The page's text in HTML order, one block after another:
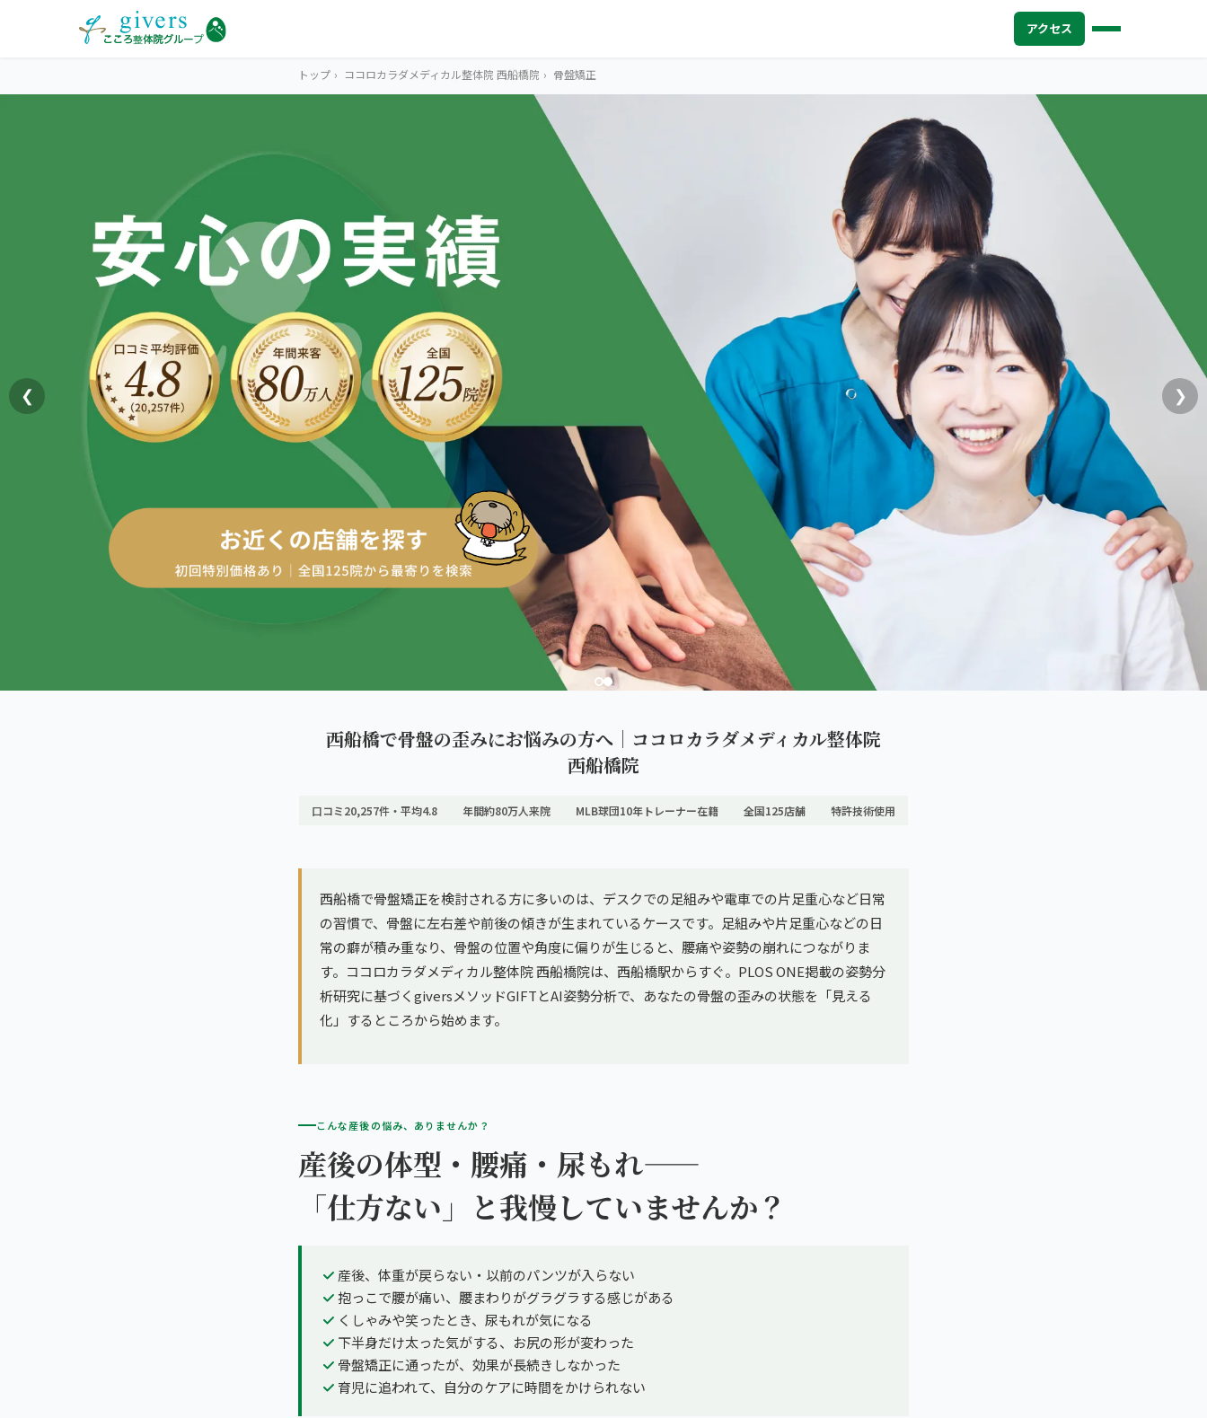
アクセス
トップ
SYMPTOMS 症状から探す
肩こり・首こり
四十肩・五十肩
膝痛・関節痛
股関節の痛み
産後の不調・体型の崩れ
メニューから探す
店舗一覧
エリアから探す
札幌エリア（13院）
仙台エリア（4院）
ABOUT US
こころ整体院グループについて
初めての方へ
ご予約はこちら
OUR CONCEPT
とらわれないカラ
ダを。
トップ › ココロカラダメディカル整体院 西船橋院 › 骨盤矯正
❮ ❯
西船橋で骨盤の歪みにお悩みの方へ｜ココロカラダメディカル整体院
西船橋院
口コミ20,257件・平均4.8 年間約80万人来院 MLB球団10年トレーナー在籍 全国125店舗 特許技術使用
西船橋で骨盤矯正を検討される方に多いのは、デスクでの足組みや電車での片足重心など日常
の習慣で、骨盤に左右差や前後の傾きが生まれているケースです。足組みや片足重心などの日
常の癖が積み重なり、骨盤の位置や角度に偏りが生じると、腰痛や姿勢の崩れにつながりま
す。ココロカラダメディカル整体院 西船橋院は、西船橋駅からすぐ。PLOS ONE掲載の姿勢分
析研究に基づくgiversメソッドGIFTとAI姿勢分析で、あなたの骨盤の歪みの状態を「見える
化」するところから始めます。
こんな産後の悩み、ありませんか？
産後の体型・腰痛・尿もれ——
「仕方ない」と我慢していませんか？
産後、体重が戻らない・以前のパンツが入らない
抱っこで腰が痛い、腰まわりがグラグラする感じがある
くしゃみや笑ったとき、尿もれが気になる
下半身だけ太った気がする、お尻の形が変わった
骨盤矯正に通ったが、効果が長続きしなかった
育児に追われて、自分のケアに時間をかけられない